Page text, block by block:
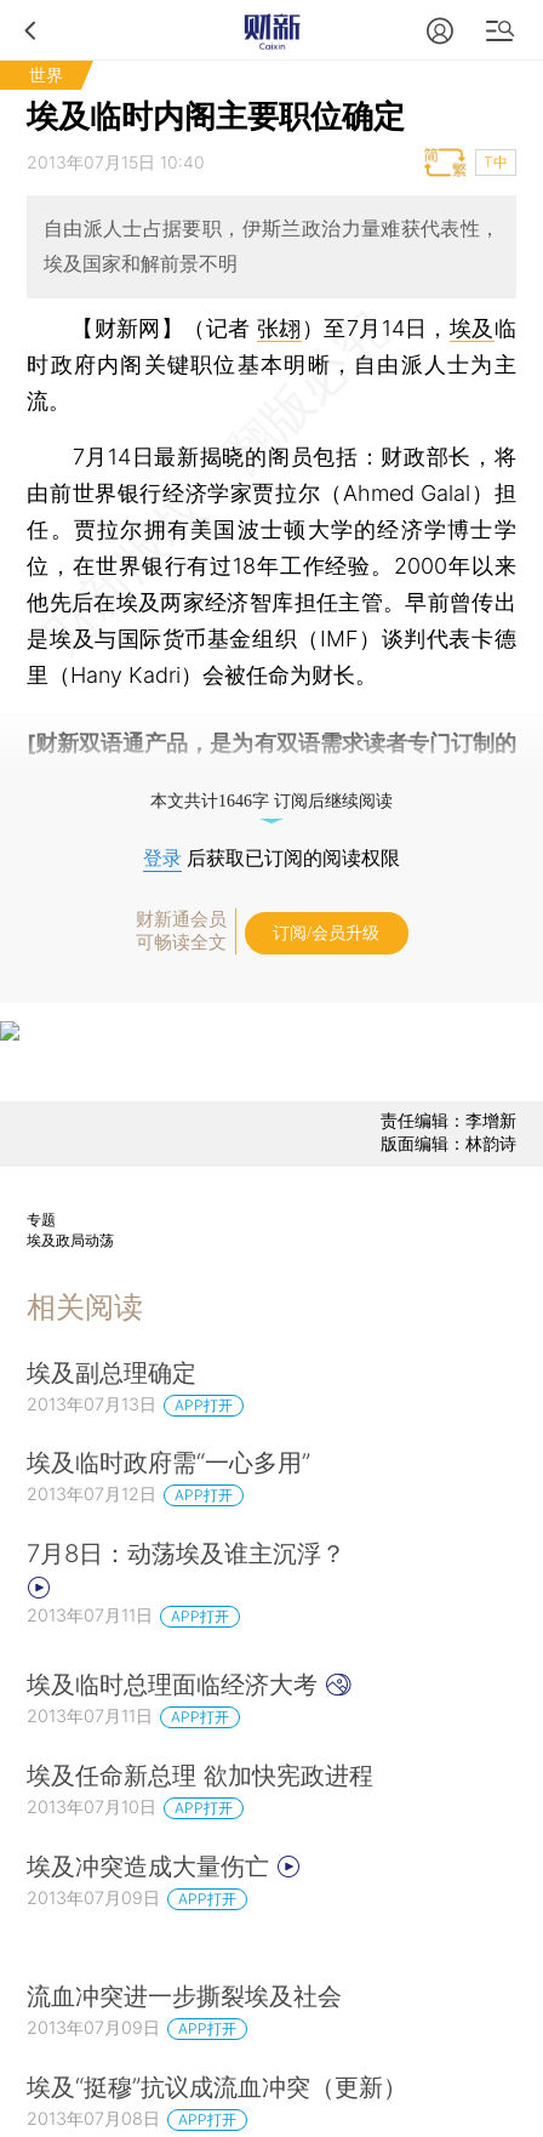
世界
埃及临时内阁主要职位确定
2013年07月15日 10:40 T中
自由派人士占据要职，伊斯兰政治力量难获代表性，
埃及国家和解前景不明
【财新网】（记者张翃 ）至7月14日， 埃及 临
时政府内阁关键职位基本明晰，自由派人士为主
流。
7月14日最新揭晓的阁员包括：财政部长，将
由前世界银行经济学家贾拉尔（Ahmed Galal）担
任。贾拉尔拥有美国波士顿大学的经济学博士学
位，在世界银行有过18年工作经验。2000年以来
他先后在埃及两家经济智库担任主管。早前曾传出
是埃及与国际货币基金组织（IMF）谈判代表卡德
里（Hany Kadri）会被任命为财长。
[财新双语通产品，是为有双语需求读者专门订制的
本文共计1646字 订阅后继续阅读
登录 后获取已订阅的阅读权限
财新通会员
可畅读全文
订阅/会员升级
责任编辑：李增新
版面编辑：林韵诗
专题
埃及政局动荡
相关阅读
埃及副总理确定
2013年07月13日 APP打开
埃及临时政府需“一心多用”
2013年07月12日 APP打开
7月8日：动荡埃及谁主沉浮？
2013年07月11日 APP打开
埃及临时总理面临经济大考
2013年07月11日 APP打开
埃及任命新总理 欲加快宪政进程
2013年07月10日 APP打开
埃及冲突造成大量伤亡
2013年07月09日 APP打开
流血冲突进一步撕裂埃及社会
2013年07月09日 APP打开
埃及“挺穆”抗议成流血冲突（更新）
2013年07月08日 APP打开